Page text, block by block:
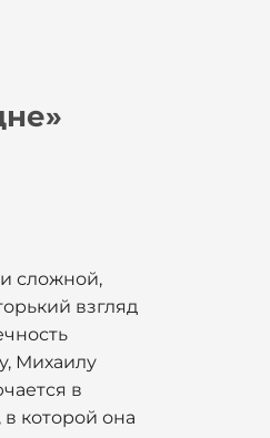
сложной,
взгляд
Михаилу
в
которой она